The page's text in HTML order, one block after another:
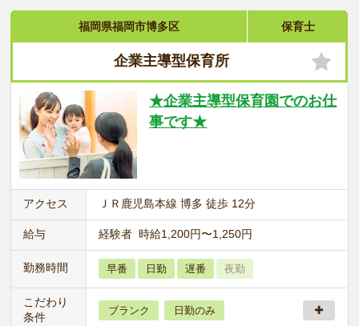
福岡県福岡市博多区 保育士
企業主導型保育所
★企業主導型保育園でのお仕
事です★
アクセス ＪＲ鹿児島本線 博多 徒歩 12分
給与 経験者 時給1,200円〜1,250円
勤務時間 早番 日勤 遅番 夜勤
こだわり
条件
ブランク 日勤のみ